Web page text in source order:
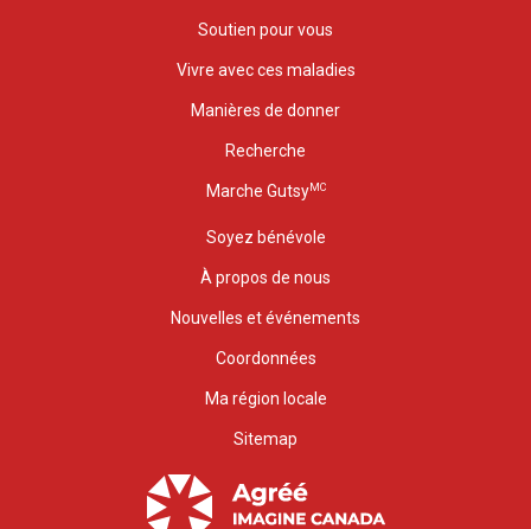
Soutien pour vous
Vivre avec ces maladies
Manières de donner
Recherche
Marche GutsyMC
Soyez bénévole
À propos de nous
Nouvelles et événements
Coordonnées
Ma région locale
Sitemap